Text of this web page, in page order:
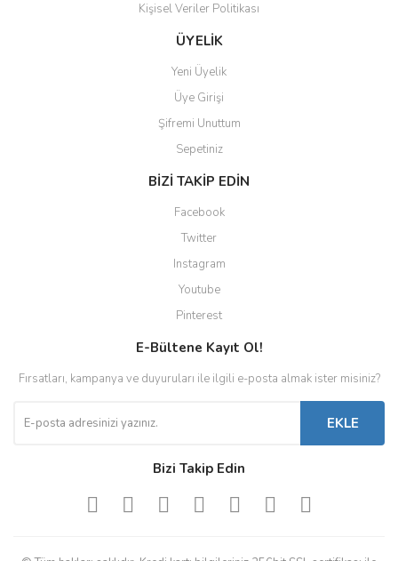
Gönder
Kişisel Veriler Politikası
ÜYELİK
Yeni Üyelik
Üye Girişi
Şifremi Unuttum
Sepetiniz
BİZİ TAKİP EDİN
Facebook
Twitter
Instagram
Youtube
Pinterest
E-Bültene Kayıt Ol!
Fırsatları, kampanya ve duyuruları ile ilgili e-posta almak ister misiniz?
EKLE
Bizi Takip Edin